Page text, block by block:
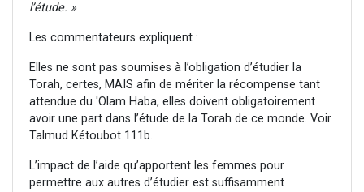
l’étude. »
Les commentateurs expliquent :
Elles ne sont pas soumises à l’obligation d’étudier la
Torah, certes, MAIS afin de mériter la récompense tant
attendue du 'Olam Haba, elles doivent obligatoirement
avoir une part dans l’étude de la Torah de ce monde. Voir
Talmud Kétoubot 111b.
L’impact de l’aide qu’apportent les femmes pour
permettre aux autres d’étudier est suffisamment